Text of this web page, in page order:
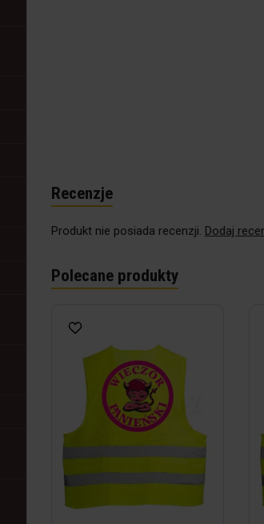
Recenzje
Produkt nie posiada recenzji. Dodaj
Polecane produkty